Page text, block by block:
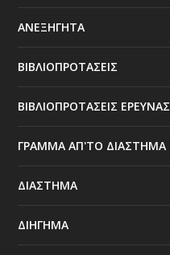
ΑΝΕΞΗΓΗΤΑ
ΒΙΒΛΙΟΠΡΟΤΑΣΕΙΣ
ΒΙΒΛΙΟΠΡΟΤΑΣΕΙΣ ΕΡΕΥΝΑΣ
ΓΡΑΜΜΑ ΑΠ'ΤΟ ΔΙΑΣΤΗΜΑ
ΔΙΑΣΤΗΜΑ
ΔΙΗΓΗΜΑ